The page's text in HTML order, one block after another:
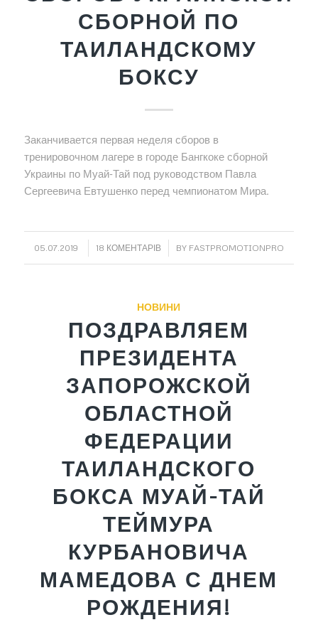
СБОРНОЙ ПО
ТАИЛАНДСКОМУ
БОКСУ
Заканчивается первая неделя сборов в
тренировочном лагере в городе Бангкоке сборной
Украины по Муай-Тай под руководством Павла
Сергеевича Евтушенко перед чемпионатом Мира.
05.07.2019
/ 18 КОМЕНТАРІВ
/ BY FASTPROMOTIONPRO
НОВИНИ
ПОЗДРАВЛЯЕМ
ПРЕЗИДЕНТА
ЗАПОРОЖСКОЙ
ОБЛАСТНОЙ
ФЕДЕРАЦИИ
ТАИЛАНДСКОГО
БОКСА МУАЙ-ТАЙ
ТЕЙМУРА
КУРБАНОВИЧА
МАМЕДОВА С ДНЕМ
РОЖДЕНИЯ!